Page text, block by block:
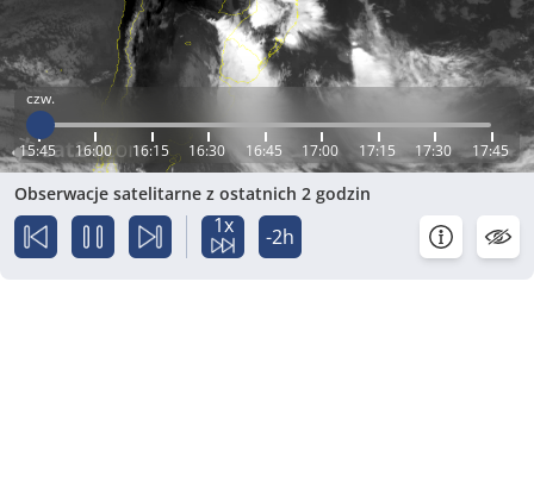
czw.
15:45 16:00 16:15 16:30 16:45 17:00 17:15 17:30 17:45
Obserwacje satelitarne z ostatnich 2 godzin
1x -2h